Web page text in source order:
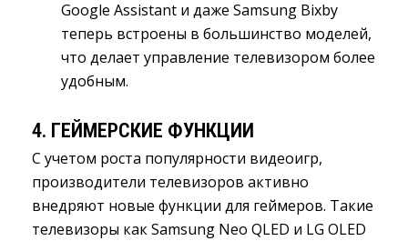
Google Assistant и даже Samsung Bixby
теперь встроены в большинство моделей,
что делает управление телевизором более
удобным.
4. ГЕЙМЕРСКИЕ ФУНКЦИИ
С учетом роста популярности видеоигр,
производители телевизоров активно
внедряют новые функции для геймеров. Такие
телевизоры как Samsung Neo QLED и LG OLED